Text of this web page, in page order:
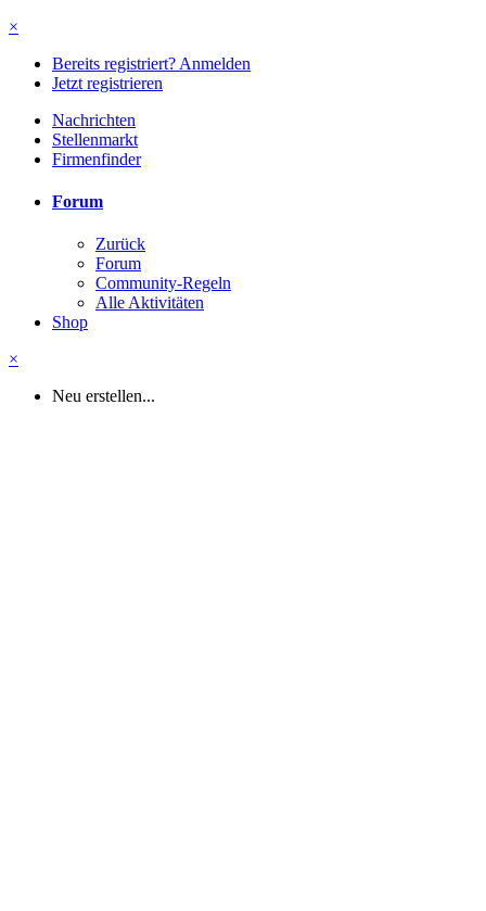
×
Bereits registriert? Anmelden
Jetzt registrieren
Nachrichten
Stellenmarkt
Firmenfinder
Forum
Zurück
Forum
Community-Regeln
Alle Aktivitäten
Shop
×
Neu erstellen...